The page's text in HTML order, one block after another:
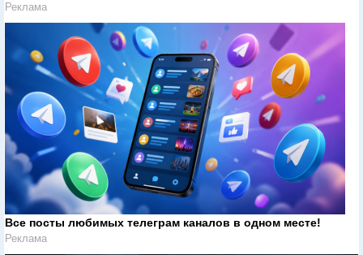
Реклама
Все посты любимых телеграм каналов в одном месте!
Реклама